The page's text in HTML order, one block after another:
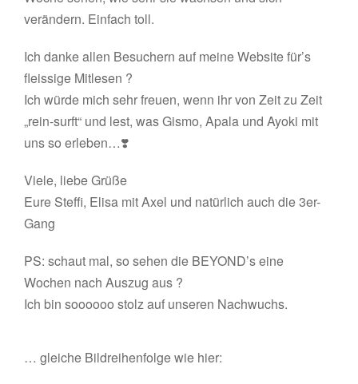
verändern. Einfach toll.
Ich danke allen Besuchern auf meine Website für’s
fleissige Mitlesen ?
Ich würde mich sehr freuen, wenn ihr von Zeit zu Zeit
„rein-surft“ und lest, was Gismo, Apala und Ayoki mit
uns so erleben…❣️
Viele, liebe Grüße
Eure Steffi, Elisa mit Axel und natürlich auch die 3er-
Gang
PS: schaut mal, so sehen die BEYOND’s eine
Wochen nach Auszug aus ?
Ich bin soooooo stolz auf unseren Nachwuchs.
… gleiche Bildreihenfolge wie hier: